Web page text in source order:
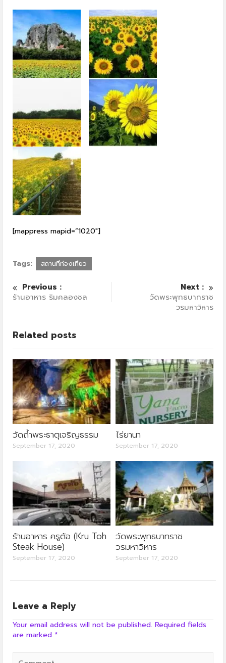
[mappress mapid=”1020″]
Tags: สถานที่ท่องเที่ยว
Previous :
ร้านอาหาร ริมคลองชล
Next :
วัดพระพุทธบาทราช
วรมหาวิหาร
Related posts
วัดถ้ำพระธาตุเจริญธรรม
September 17, 2020
ไร่ยานา
September 17, 2020
ร้านอาหาร ครูต้อ (Kru Toh
Steak House)
September 17, 2020
วัดพระพุทธบาทราช
วรมหาวิหาร
September 17, 2020
Leave a Reply
Your email address will not be published. Required fields
are marked *